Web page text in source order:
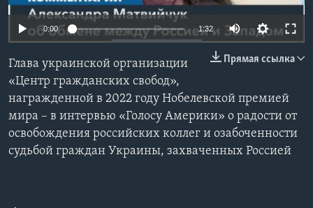
Learning English
СОЦИАЛЬНЫЕ СЕТИ
Языки
0:00 1:32
Прямая ссылка
Глава украинской организации
«Центр гражданских свобод»,
награжденной в 2022 году Нобелевской премией
мира – в интервью «Голосу Америки» о радости от
освобождения российских коллег и озабоченности
судьбой граждан Украины, захваченных Россией